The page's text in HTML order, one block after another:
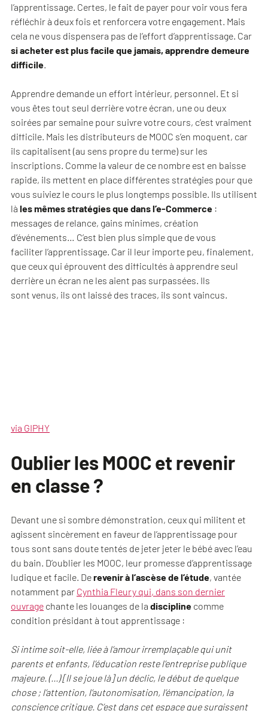
l’apprentissage. Certes, le fait de payer pour voir vous fera
réfléchir à deux fois et renforcera votre engagement. Mais
cela ne vous dispensera pas de l’effort d’apprentissage. Car
si acheter est plus facile que jamais, apprendre demeure
difficile
Apprendre demande un effort intérieur, personnel. Et si
vous êtes tout seul derrière votre écran, une ou deux
soirées par semaine pour suivre votre cours, c’est vraiment
difficile. Mais les distributeurs de MOOC s’en moquent, car
ils capitalisent (au sens propre du terme) sur les
inscriptions. Comme la valeur de ce nombre est en baisse
rapide, ils mettent en place différentes stratégies pour que
vous suiviez le cours le plus longtemps possible. Ils utilisent
là les mêmes stratégies que dans l’e-Commerce :
messages de relance, gains minimes, création
d’événements… C’est bien plus simple que de vous
faciliter l’apprentissage. Car il leur importe peu, finalement,
que ceux qui éprouvent des difficultés à apprendre seul
derrière un écran ne les aient pas surpassées. Ils
sont venus, ils ont laissé des traces, ils sont vaincus.
via GIPHY
Oublier les MOOC et revenir
en classe ?
Devant une si sombre démonstration, ceux qui militent et
agissent sincèrement en faveur de l’apprentissage pour
tous sont sans doute tentés de jeter jeter le bébé avec l’eau
du bain. D’oublier les MOOC, leur promesse d’apprentissage
ludique et facile. Derevenir à l’ascèse de l’étude, vantée
notamment par Cynthia Fleury qui, dans son dernier
ouvrage chante les louanges de la discipline comme
condition présidant à tout apprentissage :
Si intime soit-elle, liée à l’amour irremplaçable qui unit
parents et enfants, l’éducation reste l’entreprise publique
majeure. (…) [Il se joue là] un déclic, le début de quelque
chose ; l’attention, l’autonomisation, l’émancipation, la
conscience critique. C’est dans cet espace que surgissent